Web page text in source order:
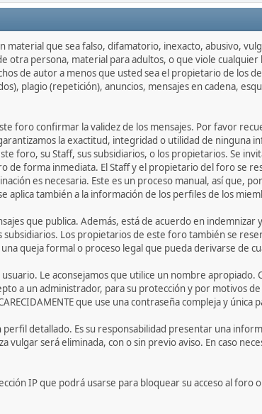
que sea falso, difamatorio, inexacto, abusivo,
otra persona, material para adultos, o que viole
de autor a menos que usted sea el propietario de los
plagio (repetición), anuncios, mensajes en cadena,
foro confirmar la validez de los mensajes. Por favor
la exactitud, integridad o utilidad de ninguna
foro, su Staff, sus subsidiarios, o los propietarios. Se
forma inmediata. El Staff y el propietario del foro se
es necesaria. Este es un proceso manual, así que,
aplica también a la información de los perfiles de los
que publica. Además, está de acuerdo en
Los propietarios de este foro también se
queja formal o proceso legal que pueda derivarse de
Le aconsejamos que utilice un nombre apropiado.
a un administrador, para su protección y por motivos de
que use una contraseña compleja y
detallado. Es su responsabilidad presentar una
será eliminada, con o sin previo aviso. En caso
IP que podrá usarse para bloquear su acceso al